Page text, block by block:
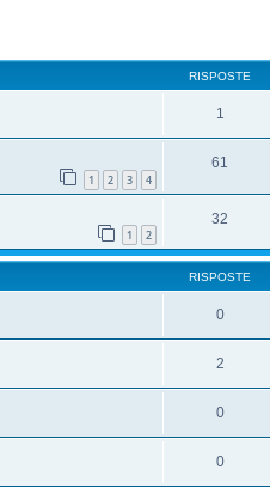
RISPOSTE
1
1 2 3 4
61
1 2
32
RISPOSTE
0
2
0
0